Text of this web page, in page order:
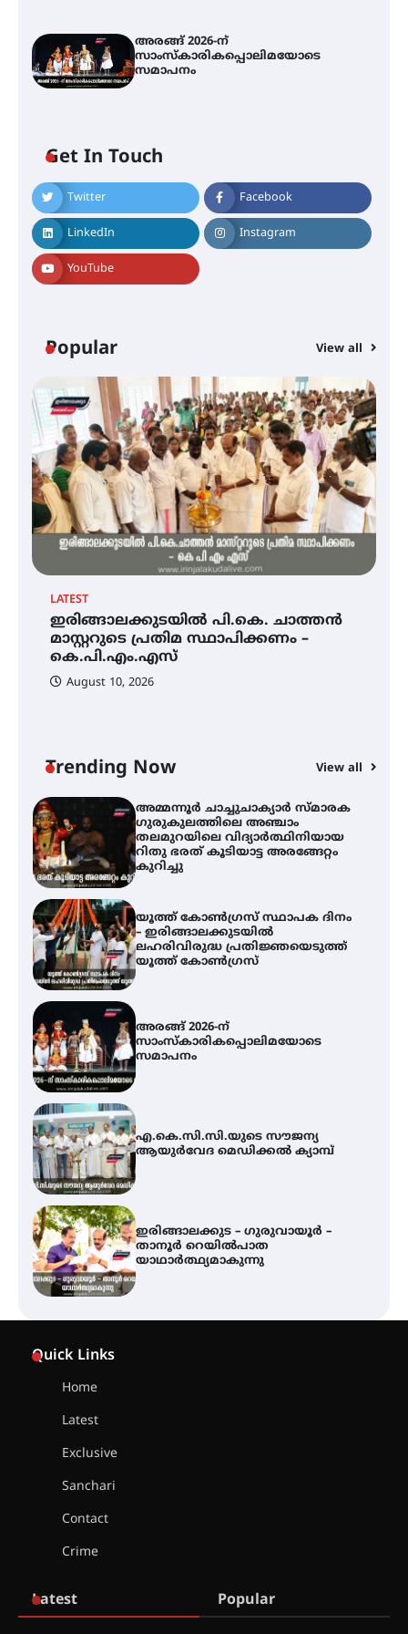
അരങ്ങ് 2026-ന്
സാംസ്കാരികപ്പൊലിമയോടെ
സമാപനം
Get In Touch
Twitter Facebook
LinkedIn Instagram
YouTube
Popular View all
LATEST
ഇരിങ്ങാലക്കുടയിൽ പി.കെ. ചാത്തൻ
മാസ്റ്ററുടെ പ്രതിമ സ്ഥാപിക്കണം –
കെ.പി.എം.എസ്
August 10, 2026
Trending Now View all
അമ്മന്നൂർ ചാച്ചുചാക്യാർ സ്മാരക
ഗുരുകുലത്തിലെ അഞ്ചാം
തലമുറയിലെ വിദ്യാർത്ഥിനിയായ
റിതു ഭരത് കൂടിയാട്ട അരങ്ങേറ്റം
കുറിച്ചു
അരങ്ങ് 2026-ന്
സാംസ്കാരികപ്പൊലിമയോടെ
സമാപനം
എ.കെ.സി.സി.യുടെ സൗജന്യ
ആയുർവേദ മെഡിക്കൽ ക്യാമ്പ്
ഇരിങ്ങാലക്കുട – ഗുരുവായൂർ –
താനൂർ റെയിൽപാത
യാഥാർത്ഥ്യമാകുന്നു
അമ്മന്നൂർ ചാച്ചുചാക്യാർ സ്മാരക
ഗുരുകുലത്തിലെ അഞ്ചാം
തലമുറയിലെ വിദ്യാർത്ഥിനിയായ
റിതു ഭരത് കൂടിയാട്ട അരങ്ങേറ്റം
കുറിച്ചു
യൂത്ത് കോൺഗ്രസ്‌ സ്ഥാപക ദിനം
– ഇരിങ്ങാലക്കുടയിൽ
ലഹരിവിരുദ്ധ പ്രതിജ്ഞയെടുത്ത്
യൂത്ത് കോൺഗ്രസ്
അരങ്ങ് 2026-ന്
സാംസ്കാരികപ്പൊലിമയോടെ
സമാപനം
എ.കെ.സി.സി.യുടെ സൗജന്യ
ആയുർവേദ മെഡിക്കൽ ക്യാമ്പ്
ഇരിങ്ങാലക്കുട – ഗുരുവായൂർ –
താനൂർ റെയിൽപാത
യാഥാർത്ഥ്യമാകുന്നു
Quick Links
Home
Latest
Exclusive
Sanchari
Contact
Crime
Latest Popular